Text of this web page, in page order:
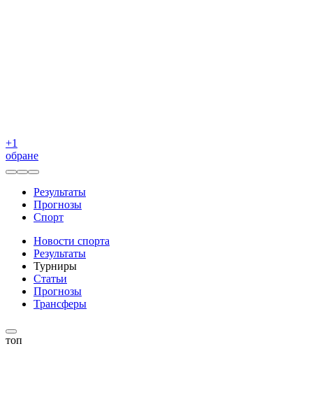
+1
обране
Результаты
Прогнозы
Спорт
Новости спорта
Результаты
Турниры
Статьи
Прогнозы
Трансферы
топ